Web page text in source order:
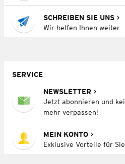
SCHREIBEN SIE UNS
Wir helfen Ihnen weiter
SERVICE
NEWSLETTER
Jetzt abonnieren und
mehr verpassen!
MEIN KONTO
Exklusive Vorteile für Sie